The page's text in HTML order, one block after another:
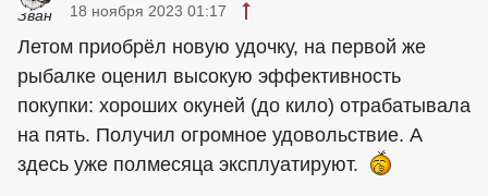
18 ноября 2023 01:17
Летом приобрёл новую удочку, на первой же
рыбалке оценил высокую эффективность
покупки: хороших окуней (до кило) отрабатывала
на пять. Получил огромное удовольствие. А
здесь уже полмесяца эксплуатируют.